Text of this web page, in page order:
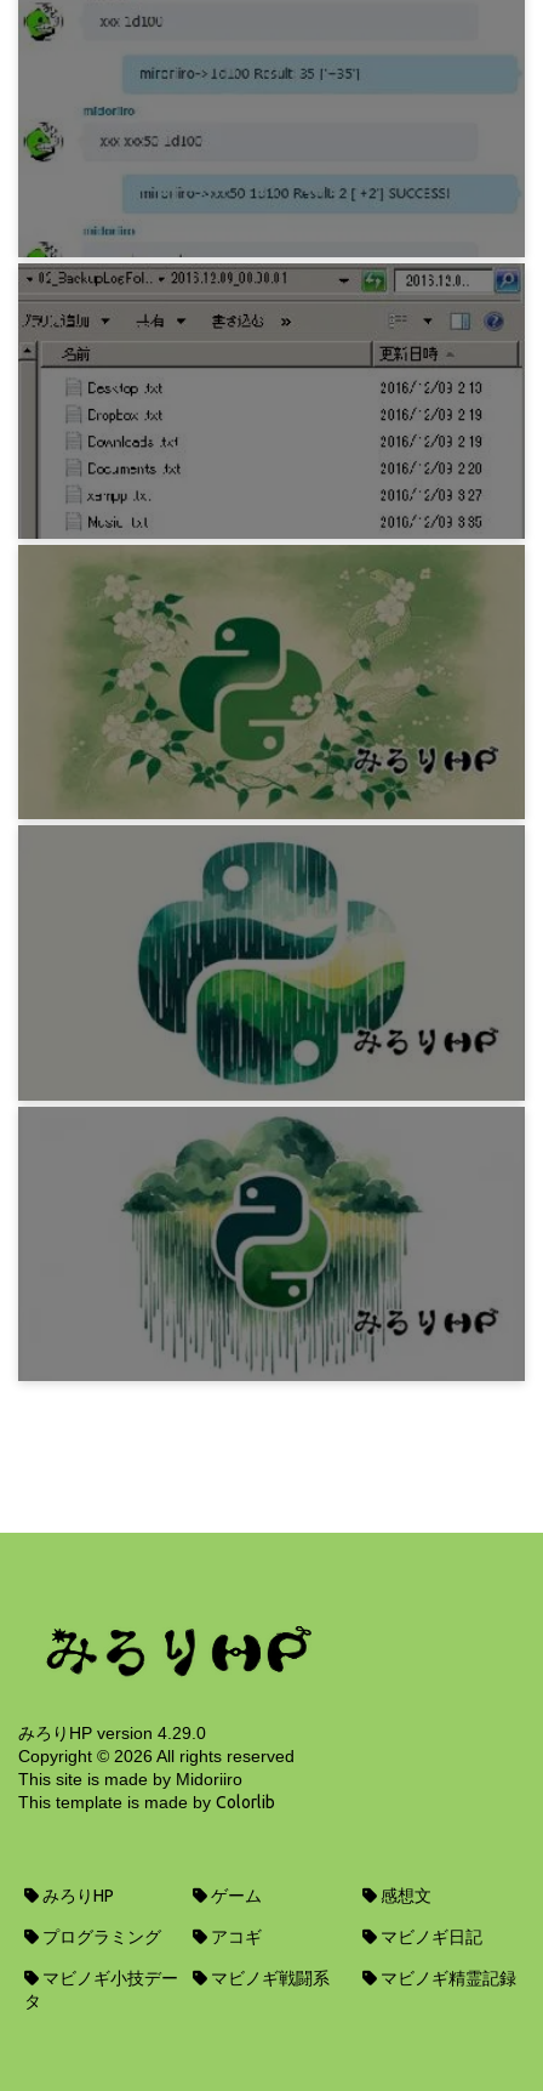
Python SkypeBot最小構成版
プログラミング
Python ダイスロール用SkypeBot0.3 CoCシステ
Batch フォルダ単位でバックアップする
9年前
プログラミング
Python ImageTest0.2
10年前
プログラミング
Python 相対パスを使うexeファイルを相対パス
のショートカットで呼び出す
9年前
みろりHP version 4.29.0
Copyright © 2026 All rights reserved
This site is made by Midoriiro
This template is made by Colorlib
みろりHP ゲーム 感想文
プログラミング アコギ マビノギ日記
マビノギ小技デー
タ
マビノギ戦闘系 マビノギ精霊記録